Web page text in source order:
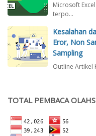
Microsoft
terpo…
Kesalahan
Eror, Non
Sampling
Outline Artikel
TOTAL PEMBACA